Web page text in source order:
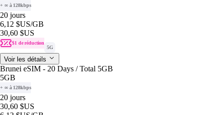
+ ∞ à 128kbps
20 jours
6,12 $US/GB
30,60 $US
$1 de réduction
5G
Voir les détails
Brunei eSIM - 20 Days / Total 5GB
5GB
+ ∞ à 128kbps
20 jours
30,60 $US